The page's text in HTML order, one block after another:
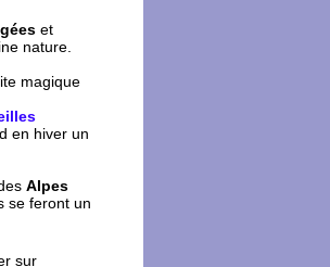
et
nature.
magique
en hiver un
Alpes
se feront un
sur